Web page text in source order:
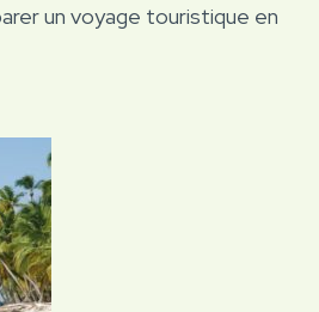
un voyage touristique en